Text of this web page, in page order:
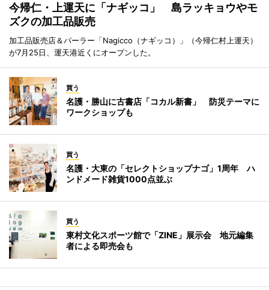
今帰仁・上運天に「ナギッコ」 島ラッキョウやモ
ズクの加工品販売
加工品販売店＆パーラー「Nagicco（ナギッコ）」（今帰仁村上運天）
が7月25日、運天港近くにオープンした。
買う
名護・勝山に古書店「コカル新書」 防災テーマに
ワークショップも
買う
名護・大東の「セレクトショップナゴ」1周年 ハ
ンドメード雑貨1000点並ぶ
買う
東村文化スポーツ館で「ZINE」展示会 地元編集
者による即売会も